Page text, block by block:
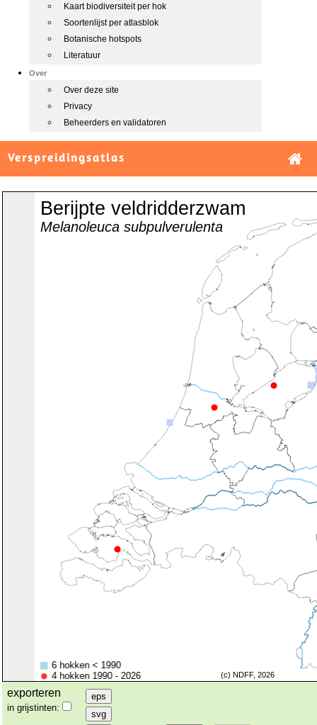
Kaart biodiversiteit per hok
Soortenlijst per atlasblok
Botanische hotspots
Literatuur
Over
Over deze site
Privacy
Beheerders en validatoren
Verspreidingsatlas